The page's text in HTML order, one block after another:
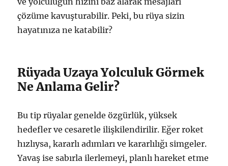
çözüme kavuşturabilir. Peki, bu rüya sizin
hayatınıza ne katabilir?
Rüyada Uzaya Yolculuk Görmek
Ne Anlama Gelir?
Bu tip rüyalar genelde özgürlük, yüksek
hedefler ve cesaretle ilişkilendirilir. Eğer roket
hızlıysa, kararlı adımları ve kararlılığı simgeler.
Yavaş ise sabırla ilerlemeyi, planlı hareket etme